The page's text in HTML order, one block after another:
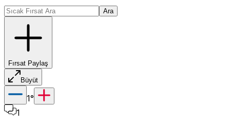
Ara
Fırsat Paylaş
Büyüt
1°
1